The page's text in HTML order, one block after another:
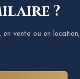
?
vente ou en location,